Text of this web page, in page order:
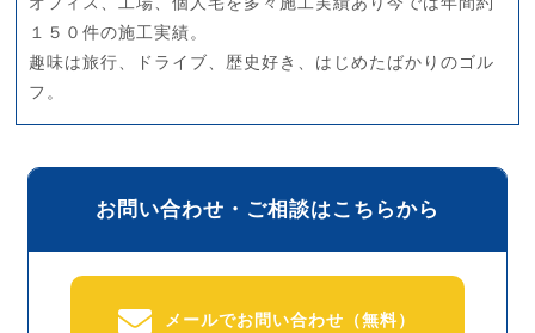
１５０件の施工実績。
趣味は旅行、ドライブ、歴史好き、はじめたばかりのゴル
フ。
お問い合わせ・ご相談はこちらから
メールでお問い合わせ（無料）